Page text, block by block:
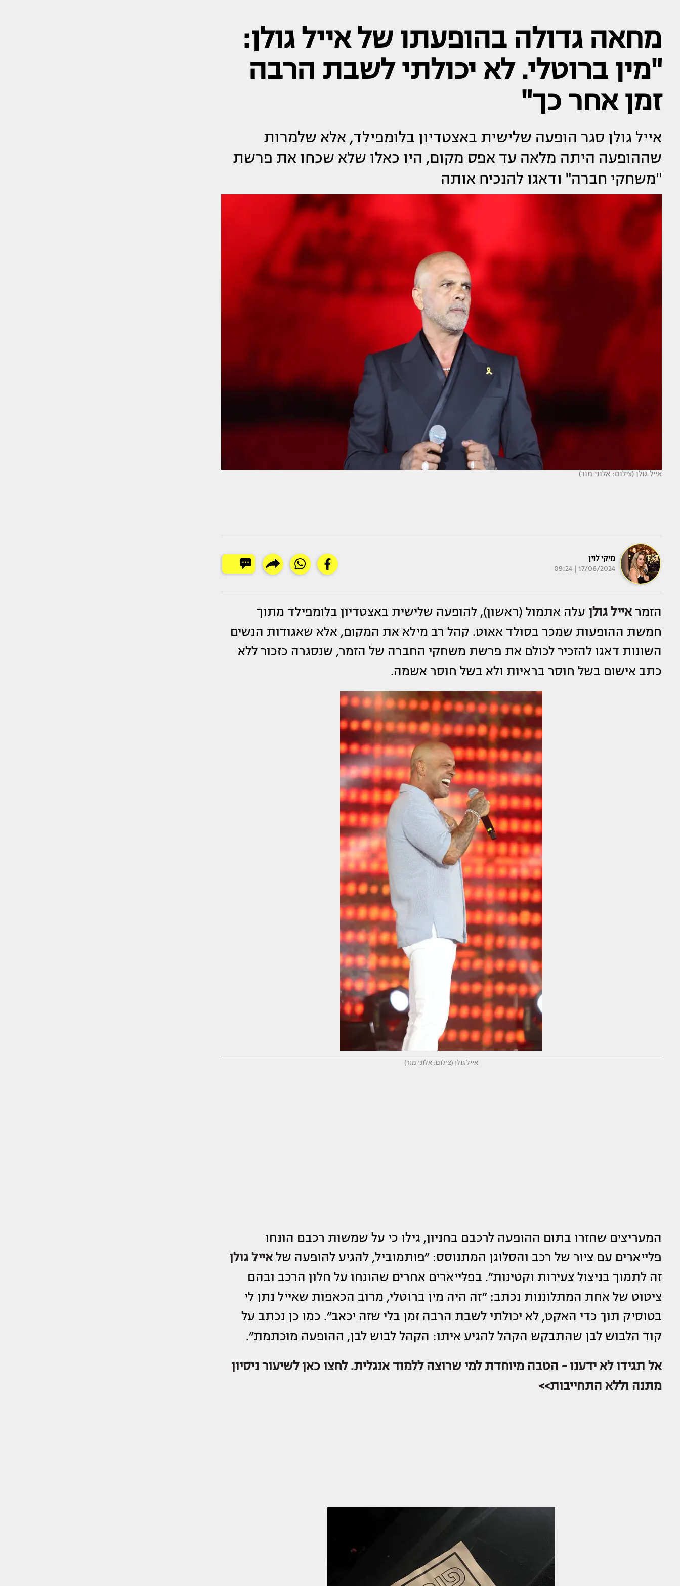
מחאה גדולה בהופעתו של אייל גולן:
"מין ברוטלי. לא יכולתי לשבת הרבה
זמן אחר כך"
אייל גולן סגר הופעה שלישית באצטדיון בלומפילד, אלא שלמרות
שההופעה היתה מלאה עד אפס מקום, היו כאלו שלא שכחו את פרשת
"משחקי חברה" ודאגו להנכיח אותה
אייל גולן (צילום: אלוני מור)
מיקי לוין
17/06/2024 | 09:24
הזמראייל גולן עלה אתמול (ראשון), להופעה שלישית באצטדיון בלומפילד מתוך
חמשת ההופעות שמכר בסולד אאוט. קהל רב מילא את המקום, אלא שאגודות הנשים
השונות דאגו להזכיר לכולם את פרשת משחקי החברה של הזמר, שנסגרה כזכור ללא
כתב אישום בשל חוסר בראיות ולא בשל חוסר אשמה.
אייל גולן (צילום: אלוני מור)
המעריצים שחזרו בתום ההופעה לרכבם בחניון, גילו כי על שמשות רכבם הונחו
פלייארים עם ציור של רכב והסלוגן המתנוסס: ״פותמוביל, להגיע להופעה שלאייל גולן
זה לתמוך בניצול צעירות וקטינות״. בפלייארים אחרים שהונחו על חלון הרכב ובהם
ציטוט של אחת המתלוננות נכתב: ״זה היה מין ברוטלי, מרוב הכאפות שאייל נתן לי
בטוסיק תוך כדי האקט, לא יכולתי לשבת הרבה זמן בלי שזה יכאב״. כמו כן נכתב על
קוד הלבוש לבן שהתבקש הקהל להגיע איתו: הקהל לבוש לבן, ההופעה מוכתמת״.
אל תגידו לא ידענו - הטבה מיוחדת למי שרוצה ללמוד אנגלית. לחצו כאן לשיעור ניסיון
מתנה וללא התחייבות>>